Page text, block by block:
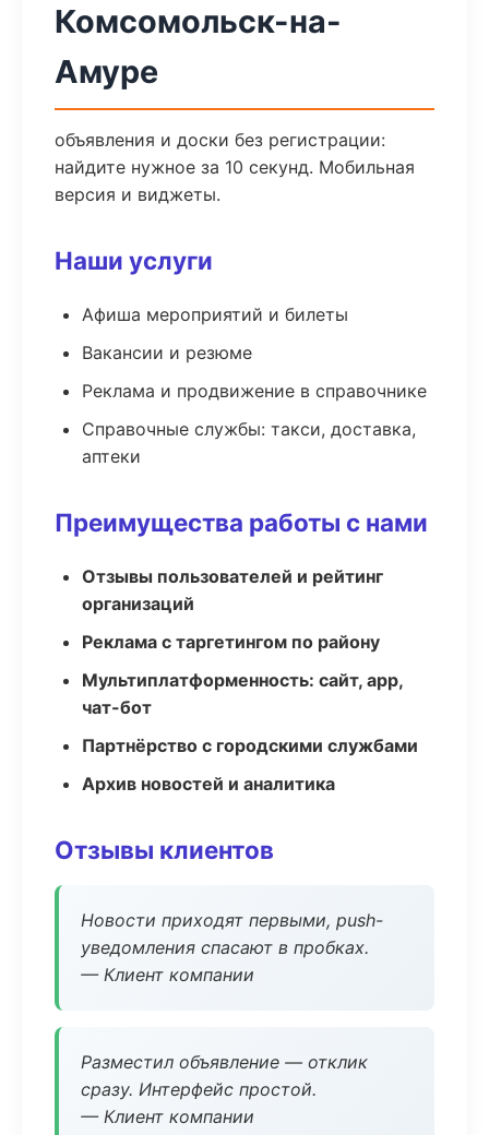
Комсомольск-на-
Амуре
объявления и доски без регистрации:
найдите нужное за 10 секунд. Мобильная
версия и виджеты.
Наши услуги
Афиша мероприятий и билеты
Вакансии и резюме
Реклама и продвижение в справочнике
Справочные службы: такси, доставка,
аптеки
Преимущества работы с нами
Отзывы пользователей и рейтинг
организаций
Реклама с таргетингом по району
Мультиплатформенность: сайт, app,
чат-бот
Партнёрство с городскими службами
Архив новостей и аналитика
Отзывы клиентов
Новости приходят первыми, push-
уведомления спасают в пробках.
— Клиент компании
Разместил объявление — отклик
сразу. Интерфейс простой.
— Клиент компании